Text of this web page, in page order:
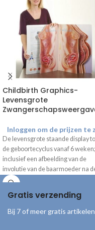
Childbirth Graphics-
Levensgrote
Inloggen om de prijzen te
De levensgrote staande display
de geboortecyclus vanaf 6 weken;
inclusief een afbeelding van de
involutie van de baarmoeder na
bevalling. De afbeeldingen laten de
zwangerschap, met daarbij
informatie en tips. *Alleen
Gratis verzending
Bij 7 of meer gratis